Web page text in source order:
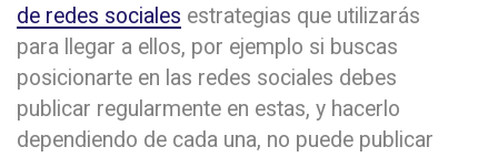
de redes sociales estrategias que utilizarás
para llegar a ellos, por ejemplo si buscas
posicionarte en las redes sociales debes
publicar regularmente en estas, y hacerlo
dependiendo de cada una, no puede publicar